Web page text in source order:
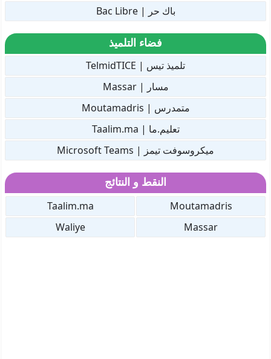
باك حر | Bac Libre
فضاء التلميذ
تلميذ تيس | TelmidTICE
مسار | Massar
متمدرس | Moutamadris
تعليم.ما | Taalim.ma
ميكروسوفت تيمز | Microsoft Teams
النقط و النتائج
Moutamadris
Taalim.ma
Massar
Waliye